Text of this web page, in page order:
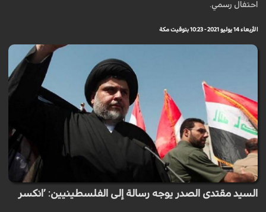
احتفال رسمي.
الأربعاء 14 يوليو 2021 - 10:23 بتوقيت مكة
السيد مقتدى الصدر يوجه رسالة إلى الفلسطينيين: ’انكسر